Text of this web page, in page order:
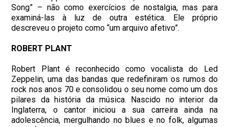
Song” – não como exercícios de nostalgia, mas para
examiná-las à luz de outra estética. Ele próprio
descreveu o projeto como “um arquivo afetivo”.
ROBERT PLANT
Robert Plant é reconhecido como vocalista do Led
Zeppelin, uma das bandas que redefiniram os rumos do
rock nos anos 70 e consolidou o seu nome como um dos
pilares da história da música. Nascido no interior da
Inglaterra, o cantor iniciou a sua carreira ainda na
adolescência, mergulhando no blues e no folk, algumas